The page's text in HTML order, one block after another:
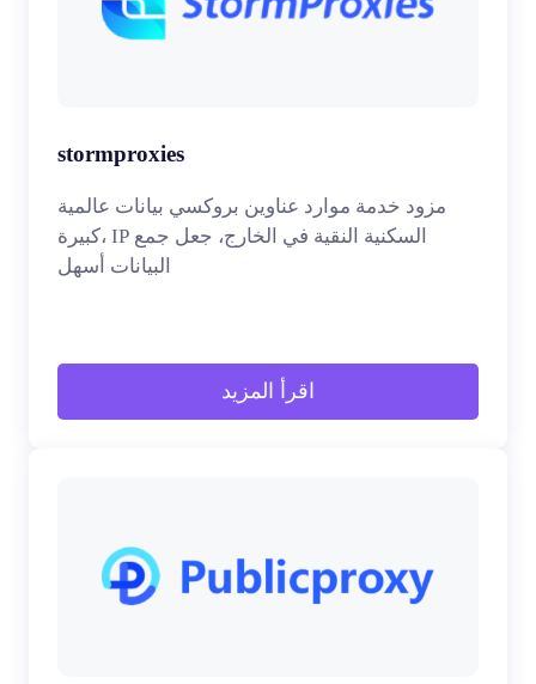
stormproxies
مزود خدمة موارد عناوين بروكسي بيانات عالمية
كبيرة، IP السكنية النقية في الخارج، جعل جمع
البيانات أسهل
اقرأ المزيد